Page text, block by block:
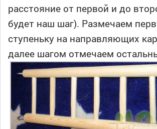
расстояние от первой и до
будет наш шаг). Размечаем
ступеньку на направляющих
далее шагом отмечаем